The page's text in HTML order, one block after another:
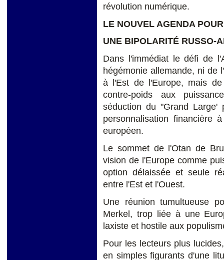
révolution numérique.
LE NOUVEL AGENDA
UNE BIPOLARITÉ RUSSO-
Dans l'immédiat le défi de
hégémonie allemande, ni de
à l'Est de l'Europe, mais
contre-poids aux
séduction du "Grand Large'
personnalisation financière
européen.
Le sommet de l'Otan de
vision de l'Europe comme
option délaissée et seule
entre l'Est et l'Ouest.
Une réunion tumultueuse
Merkel, trop liée à une
laxiste et hostile aux
Pour les lecteurs plus
en simples figurants d'une